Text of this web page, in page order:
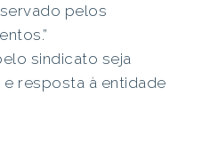
pelos
sindicato seja
e resposta à entidade